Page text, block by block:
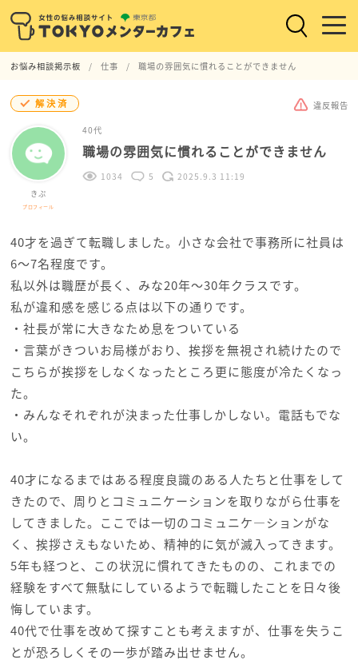
お悩み相談掲示板 仕事 職場の雰囲気に慣れることができません
解決済 違反報告
きぷ
プロフィール
40代
職場の雰囲気に慣れることができません
1034 5 2025.9.3 11:19
40才を過ぎて転職しました。小さな会社で事務所に社員は
6～7名程度です。
私以外は職歴が長く、みな20年～30年クラスです。
私が違和感を感じる点は以下の通りです。
・社長が常に大きなため息をついている
・言葉がきついお局様がおり、挨拶を無視され続けたので
こちらが挨拶をしなくなったところ更に態度が冷たくなっ
た。
・みんなそれぞれが決まった仕事しかしない。電話もでな
い。
40才になるまではある程度良識のある人たちと仕事をして
きたので、周りとコミュニケーションを取りながら仕事を
してきました。ここでは一切のコミュニケ―ションがな
く、挨拶さえもないため、精神的に気が滅入ってきます。
5年も経つと、この状況に慣れてきたものの、これまでの
経験をすべて無駄にしているようで転職したことを日々後
悔しています。
40代で仕事を改めて探すことも考えますが、仕事を失うこ
とが恐ろしくその一歩が踏み出せません。